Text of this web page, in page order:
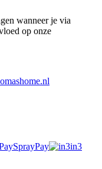
wanneer je via
op onze
SprayPay
in3